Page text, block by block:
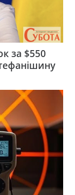
за $550